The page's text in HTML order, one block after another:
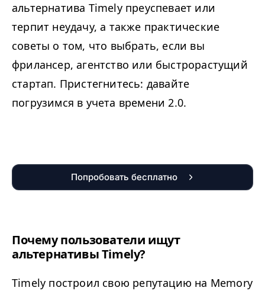
альтернатива Timely преуспевает или
терпит неудачу, а также практические
советы о том, что выбрать, если вы
фрилансер, агентство или быстрорастущий
стартап. Пристегнитесь: давайте
погрузимся в учета времени 2.0.
Попробовать бесплатно
Почему пользователи ищут
альтернативы Timely?
Timely построил свою репутацию на Memory